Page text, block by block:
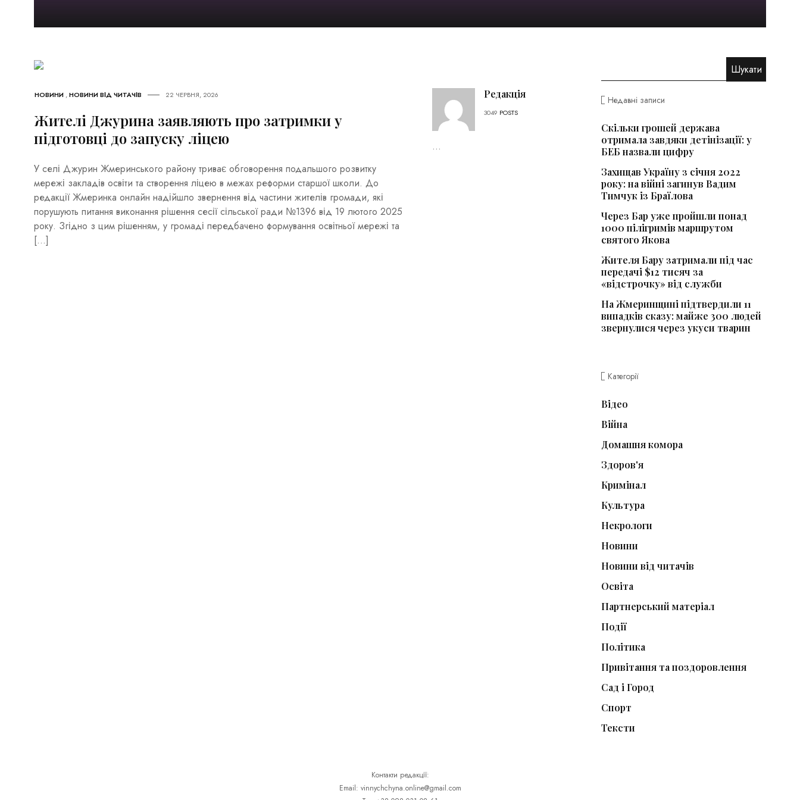
НОВИНИ ,НОВИНИ ВІД ЧИТАЧІВ 22 ЧЕРВНЯ, 2026
Жителі Джурина заявляють про затримки у
підготовці до запуску ліцею
У селі Джурин Жмеринського району триває обговорення подальшого розвитку
мережі закладів освіти та створення ліцею в межах реформи старшої школи. До
редакції Жмеринка онлайн надійшло звернення від частини жителів громади, які
порушують питання виконання рішення сесії сільської ради №1396 від 19 лютого 2025
року. Згідно з цим рішенням, у громаді передбачено формування освітньої мережі та
[…]
Редакція
3049 POSTS
...
Недавні записи
Скільки грошей держава
отримала завдяки детінізації: у
БЕБ назвали цифру
Захищав Україну з січня 2022
року: на війні загинув Вадим
Тимчук із Браїлова
Через Бар уже пройшли понад
1000 пілігримів маршрутом
святого Якова
Жителя Бару затримали під час
передачі $12 тисяч за
«відстрочку» від служби
На Жмеринщині підтвердили 11
випадків сказу: майже 300 людей
звернулися через укуси тварин
Категорії
Відео
Війна
Домашня комора
Здоров'я
Кримінал
Культура
Некрологи
Новини
Новини від читачів
Освіта
Партнерський матеріал
Події
Політика
Привітання та поздоровлення
Сад і Город
Спорт
Тексти
Контакти редакції:
Email: vinnychchyna.online@gmail.com